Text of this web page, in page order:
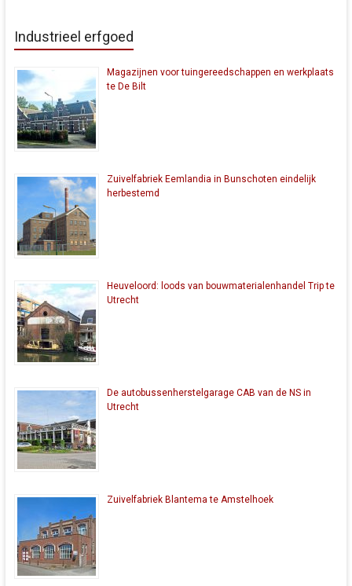
Industrieel erfgoed
Magazijnen voor tuingereedschappen en werkplaats
te De Bilt
Zuivelfabriek Eemlandia in Bunschoten eindelijk
herbestemd
Heuveloord: loods van bouwmaterialenhandel Trip te
Utrecht
De autobussenherstelgarage CAB van de NS in
Utrecht
Zuivelfabriek Blantema te Amstelhoek